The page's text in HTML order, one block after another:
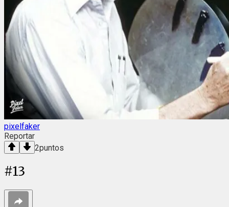
pixelfaker
Reportar
2puntos
#13